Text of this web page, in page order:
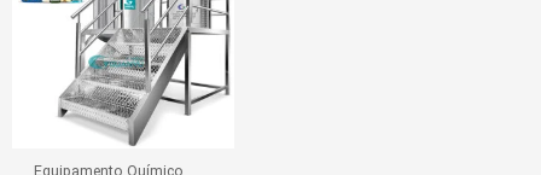
Equipamento Químico